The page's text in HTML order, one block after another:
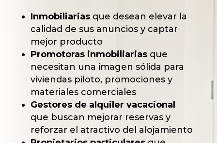
Inmobiliariasque desean elevar la
calidad de sus anuncios y captar
mejor producto
Promotoras inmobiliariasque
necesitan una imagen sólida para
viviendas piloto, promociones y
materiales comerciales
Gestores de alquiler vacacional
que buscan mejorar reservas y
reforzar el atractivo del alojamiento